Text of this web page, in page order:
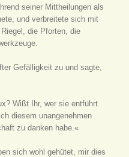
seiner Mittheilungen als
und verbreitete sich mit
die Pforten, die
Gefälligkeit zu und sagte,
Wißt Ihr, wer sie entführt
diesem unangenehmen
zu danken habe.«
sich wohl gehütet, mir dies